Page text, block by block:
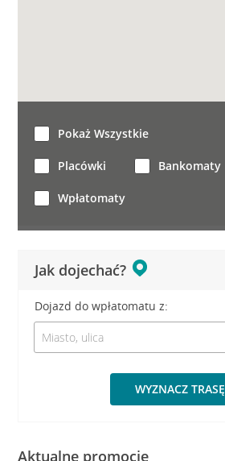
Jak dojechać?
Dojazd do wpłatomatu z:
WYZNACZ TRASĘ
Pokaż Wszystkie
Placówki Bankomaty
Wpłatomaty
Aktualne promocje